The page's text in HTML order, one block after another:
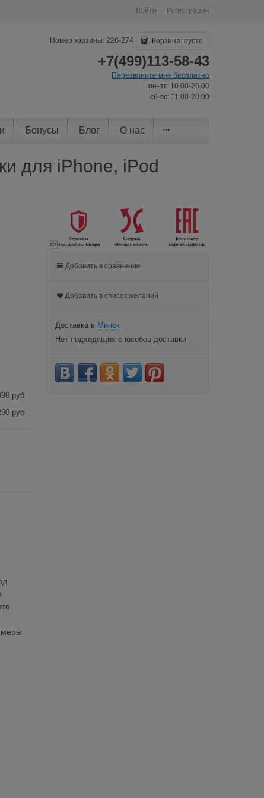
Войти Регистрация
Номер корзины: 226-274 Корзина: пусто
+7(499)113-58-43
Перезвоните мне бесплатно
пн-пт: 10.00-20.00
сб-вс: 11.00-20.00
Бонусы Блог О нас
для iPhone, iPod
руб
руб

Добавить в сравнение
Добавить в список желаний
Доставка в Минск
Нет подходящих способов доставки